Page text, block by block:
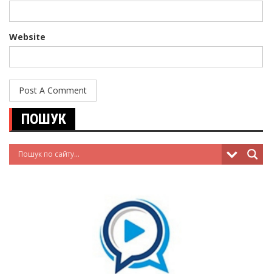
Website
ПОШУК